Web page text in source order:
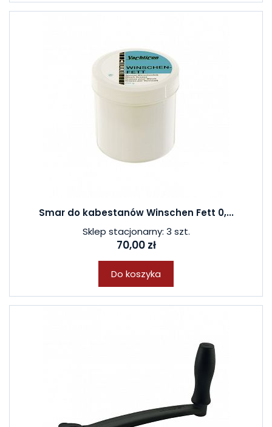
Smar do kabestanów Winschen Fett 0,...
Sklep stacjonarny: 3 szt.
70,00 zł
Do koszyka